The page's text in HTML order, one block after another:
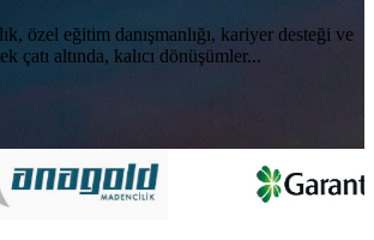
özel eğitim danışmanlığı, kariyer desteği ve
çatı altında, kalıcı dönüşümler...